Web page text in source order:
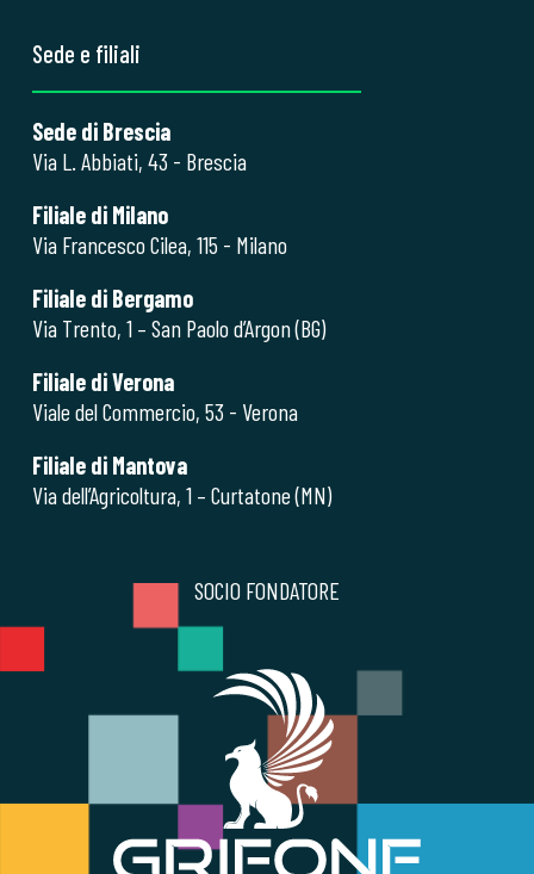
Sede e filiali
Sede di Brescia
Via L. Abbiati, 43 - Brescia
Filiale di Milano
Via Francesco Cilea, 115 - Milano
Filiale di Bergamo
Via Trento, 1 – San Paolo d’Argon (BG)
Filiale di Verona
Viale del Commercio, 53 - Verona
Filiale di Mantova
Via dell’Agricoltura, 1 – Curtatone (MN)
SOCIO FONDATORE